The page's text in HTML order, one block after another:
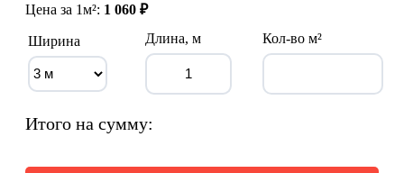
Цена за 1м²: 1 060 ₽
Ширина Длина, м Кол-во м²
Итого на сумму: